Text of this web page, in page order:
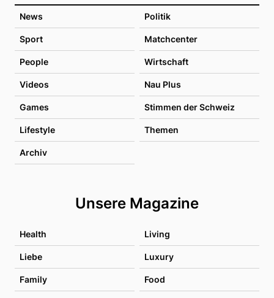
News Politik
Sport Matchcenter
People Wirtschaft
Videos Nau Plus
Games Stimmen der Schweiz
Lifestyle Themen
Archiv
Unsere Magazine
Health Living
Liebe Luxury
Family Food